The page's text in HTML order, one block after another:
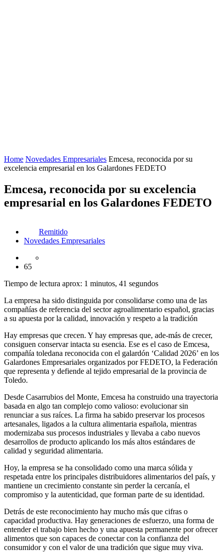
Home Novedades Empresariales Emcesa, reconocida por su
excelencia empresarial en los Galardones FEDETO
Emcesa, reconocida por su excelencia
empresarial en los Galardones FEDETO
Remitido
Novedades Empresariales
65
Tiempo de lectura aprox: 1 minutos, 41 segundos
La empresa ha sido distinguida por consolidarse como una de las
compañías de referencia del sector agroalimentario español, gracias
a su apuesta por la calidad, innovación y respeto a la tradición
Hay empresas que crecen. Y hay empresas que, ade-más de crecer,
consiguen conservar intacta su esencia. Ese es el caso de Emcesa,
compañía toledana reconocida con el galardón ‘Calidad 2026’ en los
Galardones Empresariales organizados por FEDETO, la Federación
que representa y defiende al tejido empresarial de la provincia de
Toledo.
Desde Casarrubios del Monte, Emcesa ha construido una trayectoria
basada en algo tan complejo como valioso: evolucionar sin
renunciar a sus raíces. La firma ha sabido preservar los procesos
artesanales, ligados a la cultura alimentaria española, mientras
modernizaba sus procesos industriales y llevaba a cabo nuevos
desarrollos de producto aplicando los más altos estándares de
calidad y seguridad alimentaria.
Hoy, la empresa se ha consolidado como una marca sólida y
respetada entre los principales distribuidores alimentarios del país, y
mantiene un crecimiento constante sin perder la cercanía, el
compromiso y la autenticidad, que forman parte de su identidad.
Detrás de este reconocimiento hay mucho más que cifras o
capacidad productiva. Hay generaciones de esfuerzo, una forma de
entender el trabajo bien hecho y una apuesta permanente por ofrecer
alimentos que son capaces de conectar con la confianza del
consumidor y con el valor de una tradición que sigue muy viva.